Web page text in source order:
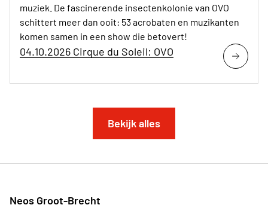
muziek. De fascinerende insectenkolonie van OVO
schittert meer dan ooit: 53 acrobaten en muzikanten
komen samen in een show die betovert!
04.10.2026 Cirque du Soleil: OVO
Bekijk alles
Neos Groot-Brecht